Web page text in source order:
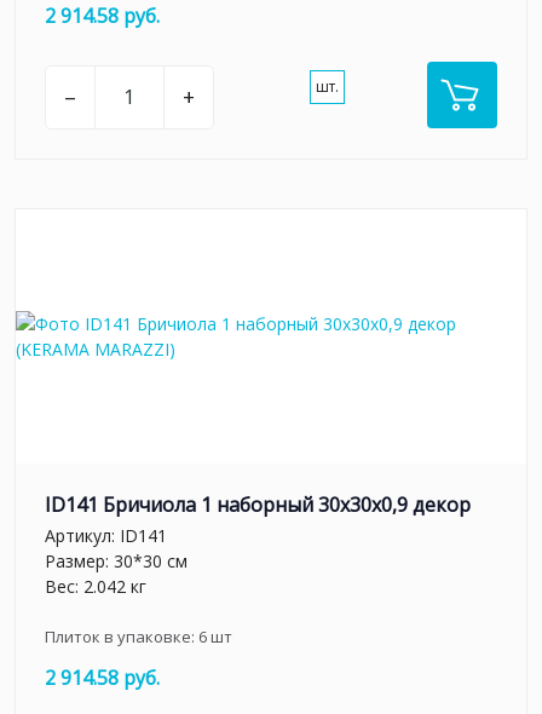
2 914.58 руб.
– + шт.
ID141 Бричиола 1 наборный 30х30x0,9 декор
Артикул: ID141
Размер: 30*30 см
Вес: 2.042 кг
Плиток в упаковке: 6шт
2 914.58 руб.